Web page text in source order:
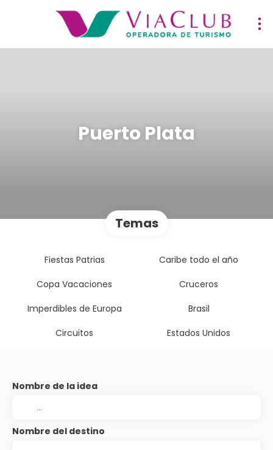
Puerto Plata
Temas
Fiestas Patrias
Caribe todo el año
Copa Vacaciones
Cruceros
Imperdibles de Europa
Brasil
Circuitos
Estados Unidos
Nombre de la idea
Nombre del destino